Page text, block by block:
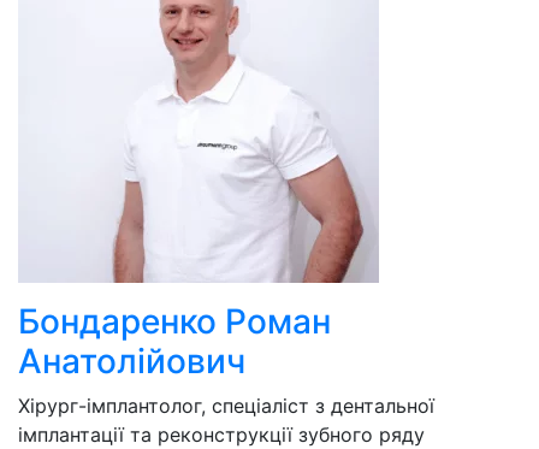
Бондаренко Роман
Анатолійович
Хірург-імплантолог, спеціаліст з дентальної
імплантації та реконструкції зубного ряду